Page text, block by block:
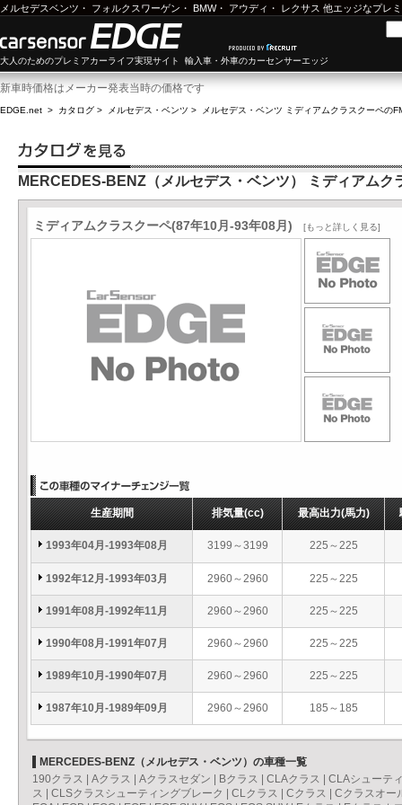
メルセデスベンツ ・ フォルクスワーゲン ・ BMW・ アウディ ・ レクサス 他エッジなプレ
大人のためのプレミアカーライフ実現サイト 輸入車・外車のカーセンサーエッジ
新車時価格はメーカー発表当時の価格です
EDGE.net > カタログ > メルセデス・ベンツ > メルセデス・ベンツ ミディアムクラスクーペの
MERCEDES-BENZ（メルセデス・ベンツ） ミディアムク
ミディアムクラスクーペ(87年10月-93年08月) [もっと詳しく見る]
生産期間 排気量(cc) 最高出力(馬力)
1993年04月-1993年08月 3199～3199 225～225
1992年12月-1993年03月 2960～2960 225～225
1991年08月-1992年11月 2960～2960 225～225
1990年08月-1991年07月 2960～2960 225～225
1989年10月-1990年07月 2960～2960 225～225
1987年10月-1989年09月 2960～2960 185～185
MERCEDES-BENZ（メルセデス・ベンツ）の車種一覧
190クラス
Aクラス Aクラスセダン Bクラス CLAクラス
CLAシューテ
ス
CLSクラスシューティングブレーク CLクラス Cクラス
Cクラスオー